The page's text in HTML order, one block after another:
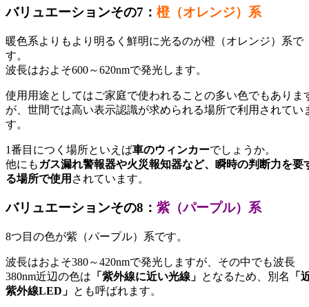
バリュエーションその7： 橙（オレンジ）系
暖色系よりもより明るく鮮明に光るのが橙（オレンジ）系で
す。
波長はおよそ600～620nmで発光します。
使用用途としてはご家庭で使われることの多い色でもありま
が、世間では高い表示認識が求められる場所で利用されてい
す。
1番目につく場所といえば車のウィンカーでしょうか。
他にも ガス漏れ警報器や火災報知器など、瞬時の判断力を要
る場所で使用 されています。
バリュエーションその8： 紫（パープル）系
8つ目の色が紫（パープル）系です。
波長はおよそ380～420nmで発光しますが、その中でも波長
380nm近辺の色は 「紫外線に近い光線」 となるため、別名
「
紫外線LED」 とも呼ばれます。